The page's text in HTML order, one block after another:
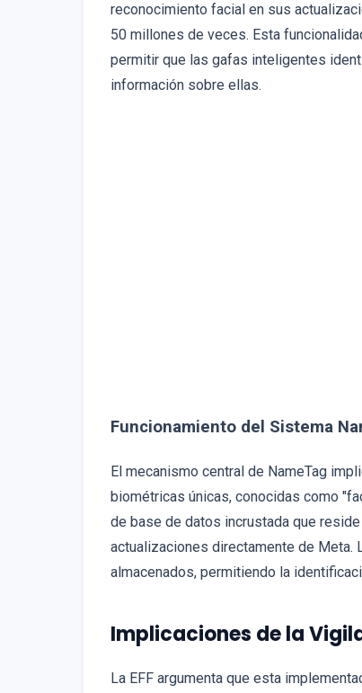
reconocimiento facial en sus
50 millones de veces. Esta
permitir que las gafas inteligentes
información sobre ellas.
Funcionamiento del Sistema
El mecanismo central de NameTag
biométricas únicas, conocidas como
de base de datos incrustada que
actualizaciones directamente de Meta.
almacenados, permitiendo la
Implicaciones de la
La EFF argumenta que esta